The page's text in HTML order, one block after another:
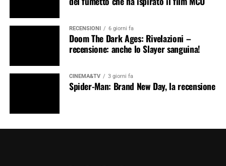
RECENSIONI 6 giorni fa
Doom The Dark Ages: Rivelazioni –
recensione: anche lo Slayer sanguina!
CINEMA&TV 3 giorni fa
Spider-Man: Brand New Day, la recensione